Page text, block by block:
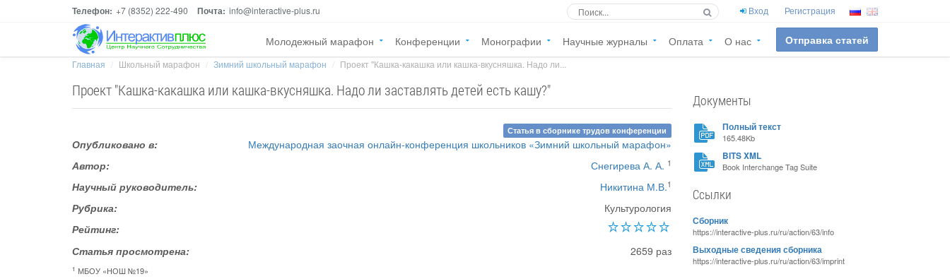
Телефон: +7 (8352) 222-490 Почта: info@interactive-plus.ru Вход Регистрация
Молодежный марафон Конференции Монографии Научные журналы Оплата О нас Отправка статей
Главная Школьный марафон Зимний школьный марафон Проект "Кашка-какашка или кашка-вкусняшка. Надо ли...
Проект "Кашка-какашка или кашка-вкусняшка. Надо ли заставлять детей есть кашу?"
Статья в сборнике трудов конференции
Опубликовано в:
Международная заочная онлайн-конференция школьников «Зимний школьный марафон»
Автор:
Снегирева А. А. 1
Научный руководитель: Никитина М.В.1
Рубрика:
Культурология
Рейтинг:
Статья просмотрена:
2659 раз
1 МБОУ «НОШ №19»
Документы
Полный текст
165.48Kb
BITS XML
Book Interchange Tag Suite
Ссылки
Сборник
https://interactive-plus.ru/ru/action/63/info
Выходные сведения сборника
https://interactive-plus.ru/ru/action/63/imprint